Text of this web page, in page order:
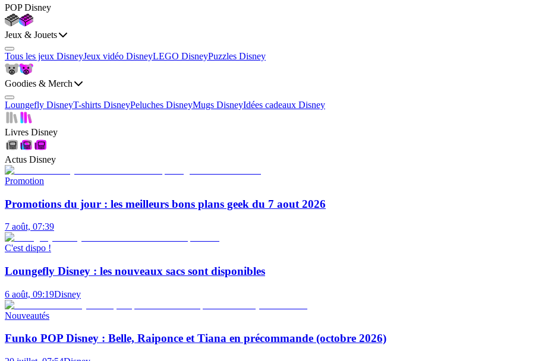
POP Disney
Jeux & Jouets
Tous les jeux DisneyJeux vidéo DisneyLEGO DisneyPuzzles Disney
Goodies & Merch
Loungefly DisneyT-shirts DisneyPeluches DisneyMugs DisneyIdées cadeaux Disney
Livres Disney
Actus Disney
Promotion
Promotions du jour : les meilleurs bons plans geek du 7 aout 2026
7 août, 07:39
C'est dispo !
Loungefly Disney : les nouveaux sacs sont disponibles
6 août, 09:19Disney
Nouveautés
Funko POP Disney : Belle, Raiponce et Tiana en précommande (octobre 2026)